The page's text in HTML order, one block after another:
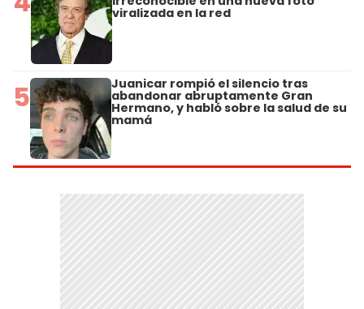
viralizada en la red
5 Juanicar rompió el silencio tras
abandonar abruptamente Gran
Hermano, y habló sobre la salud de su
mamá